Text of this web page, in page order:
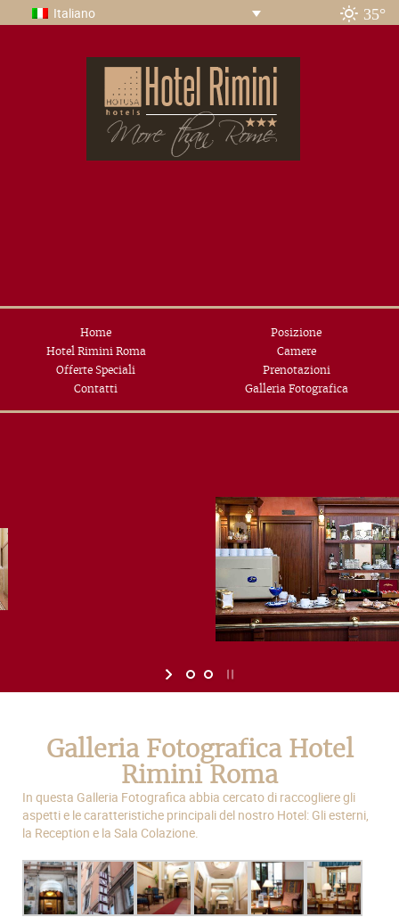
35°
Italiano
Home
Posizione
Hotel Rimini Roma
Camere
Offerte Speciali
Prenotazioni
Contatti
Galleria Fotografica
Galleria Fotografica Hotel
Rimini Roma
In questa Galleria Fotografica abbia cercato di raccogliere gli
aspetti e le caratteristiche principali del nostro Hotel: Gli esterni,
la Reception e la Sala Colazione.